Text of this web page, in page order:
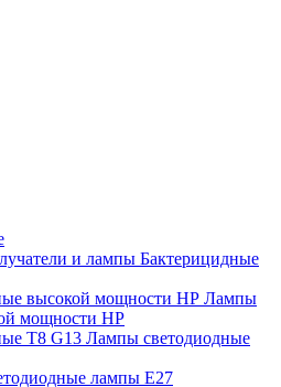
Бактерицидные
Лампы
мощности HP
Лампы светодиодные